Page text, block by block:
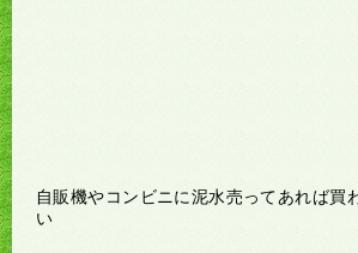
自販機やコンビニに泥水売ってあれば買
い